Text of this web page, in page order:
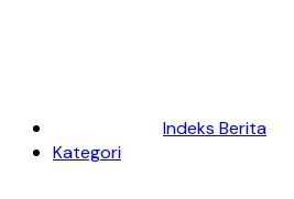
Indeks Berita
Kategori